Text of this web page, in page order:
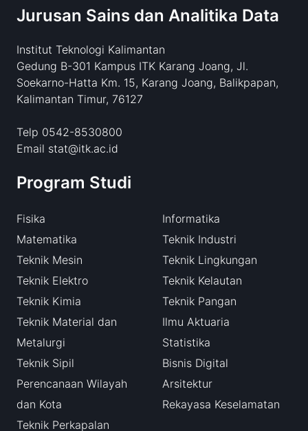
Jurusan Sains dan Analitika Data
Institut Teknologi Kalimantan
Gedung B-301 Kampus ITK Karang Joang, Jl.
Soekarno-Hatta Km. 15, Karang Joang, Balikpapan,
Kalimantan Timur, 76127
Telp 0542-8530800
Email stat@itk.ac.id
Program Studi
Fisika
Matematika
Teknik Mesin
Teknik Elektro
Teknik Kimia
Teknik Material dan
Metalurgi
Teknik Sipil
Perencanaan Wilayah
dan Kota
Teknik Perkapalan
Informatika
Teknik Industri
Teknik Lingkungan
Teknik Kelautan
Teknik Pangan
Ilmu Aktuaria
Statistika
Bisnis Digital
Arsitektur
Rekayasa Keselamatan